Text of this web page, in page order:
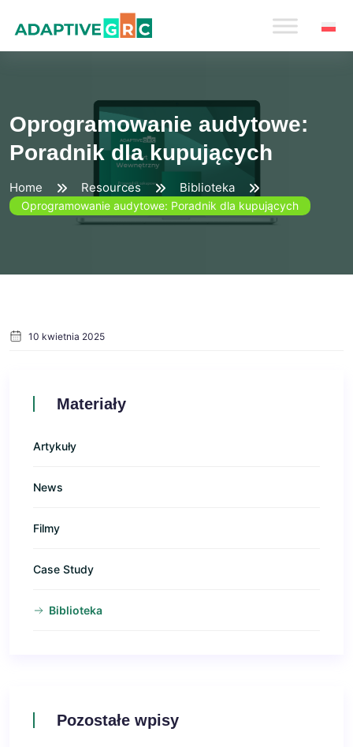
Oprogramowanie audytowe:
Poradnik dla kupujących
Home Resources Biblioteka
Oprogramowanie audytowe: Poradnik dla kupujących
10 kwietnia 2025
Materiały
Artykuły
News
Filmy
Case Study
Biblioteka
Pozostałe wpisy